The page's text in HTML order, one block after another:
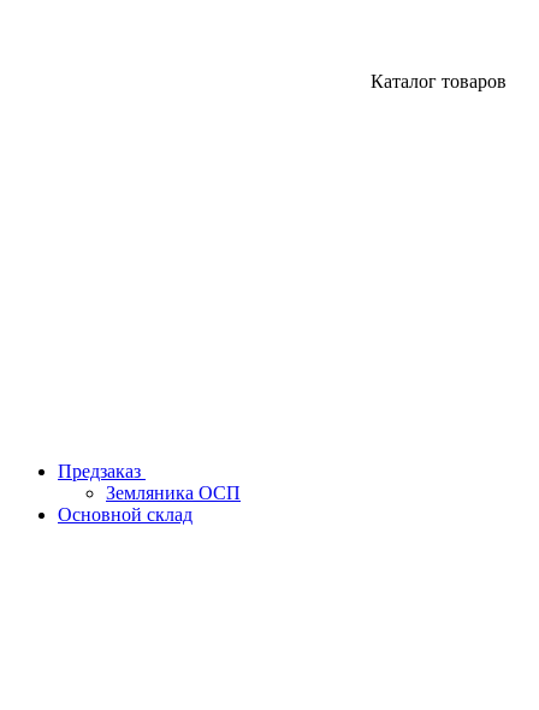
Каталог товаров
Предзаказ
Земляника ОСП
Основной склад